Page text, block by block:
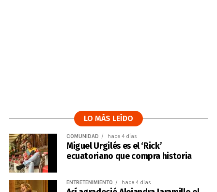
LO MÁS LEÍDO
COMUNIDAD hace 4 días
Miguel Urgilés es el ‘Rick’
ecuatoriano que compra historia
ENTRETENIMIENTO hace 4 días